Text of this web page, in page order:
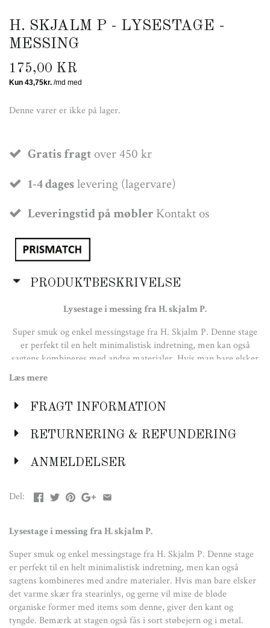
H. SKJALM P - LYSESTAGE -
MESSING
175,00 KR
Denne varer er ikke på lager.
Gratis fragtover 450 kr
1-4 dageslevering (lagervare)
Leveringstid på møbler Kontakt os
PRODUKTBESKRIVELSE
Lysestage i messing fra H. skjalm P.
Super smuk og enkel messingstage fra H. Skjalm P. Denne stage
er perfekt til en helt minimalistisk indretning, men kan også
sagtens kombineres med andre materialer. Hvis man bare elsker
tyngde. Bemærk at stagen også fås i sort støbejern og i metal.
Messing
Materiale:
Læs mere
FRAGT INFORMATION
RETURNERING & REFUNDERING
ANMELDELSER
Del:
Lysestage i messing fra H. skjalm P.
Super smuk og enkel messingstage fra H. Skjalm P. Denne stage
er perfekt til en helt minimalistisk indretning, men kan også
sagtens kombineres med andre materialer. Hvis man bare elsker
det varme skær fra stearinlys, og gerne vil mixe de bløde
organiske former med items som denne, giver den kant og
tyngde. Bemærk at stagen også fås i sort støbejern og i metal.